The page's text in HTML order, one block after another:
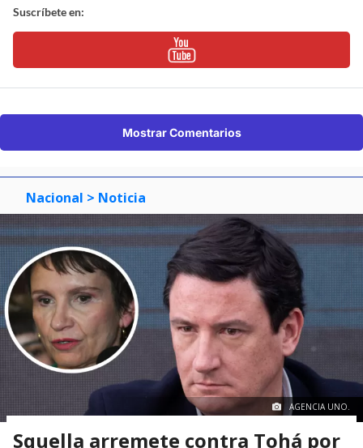
Suscríbete en:
Mostrar Comentarios
Nacional > Noticia
AGENCIA UNO.
Squella arremete contra Tohá por